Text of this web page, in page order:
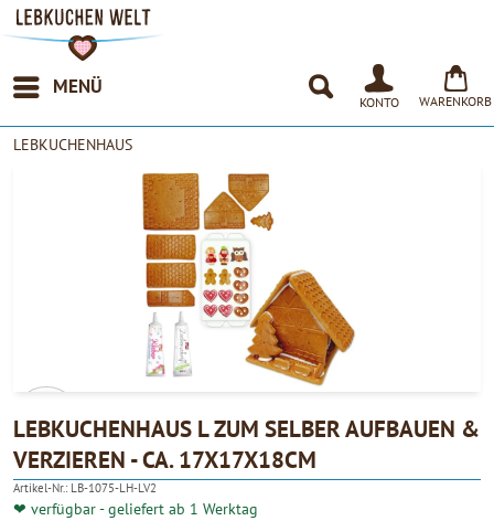
MENÜ
KONTO WARENKORB
LEBKUCHENHAUS
4.90
LEBKUCHENHAUS L ZUM SELBER AUFBAUEN &
VERZIEREN - CA. 17X17X18CM
Artikel-Nr.: LB-1075-LH-LV2
❤ verfügbar - geliefert ab 1 Werktag